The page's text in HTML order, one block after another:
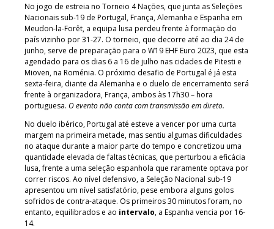
No jogo de estreia no Torneio 4 Nações, que junta as Seleções
Nacionais sub-19 de Portugal, França, Alemanha e Espanha em
Meudon-la-Forêt, a equipa lusa perdeu frente à formação do
país vizinho por 31-27. O torneio, que decorre até ao dia 24 de
junho, serve de preparação para o W19 EHF Euro 2023, que esta
agendado para os dias 6 a 16 de julho nas cidades de Pitesti e
Mioven, na Roménia. O próximo desafio de Portugal é já esta
sexta-feira, diante da Alemanha e o duelo de encerramento será
frente à organizadora, França, ambos às 17h30 – hora
portuguesa. O evento não conta com transmissão em direto.
No duelo ibérico, Portugal até esteve a vencer por uma curta
margem na primeira metade, mas sentiu algumas dificuldades
no ataque durante a maior parte do tempo e concretizou uma
quantidade elevada de faltas técnicas, que perturbou a eficácia
lusa, frente a uma seleção espanhola que raramente optava por
correr riscos. Ao nível defensivo, a Seleção Nacional sub-19
apresentou um nível satisfatório, pese embora alguns golos
sofridos de contra-ataque. Os primeiros 30 minutos foram, no
entanto, equilibrados e ao intervalo, a Espanha vencia por 16-
14.